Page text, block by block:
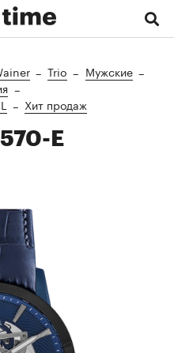
Trio
Мужские
Хит продаж
E